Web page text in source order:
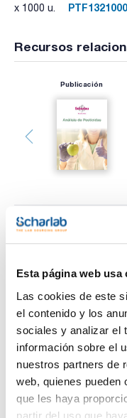
Esta página web usa
Las cookies de este
el contenido y los
sociales y analizar el
información sobre el
nuestros partners de
web, quienes pueden
que les haya
partir del uso que
x 1000 u. PTF1321000
Recursos
Publicación
Filtro : PTFE
Tamaño poro (µm) : 0,22
Esterilidad : No
Pack (u.) : 1000
Los filtros de jeringa
filtrar pequeñas
a la inyección
aseguran la
filtros es de
jeringa de alta calidad
los cromatografistas
Ver más
Documentación
TDS / Ficha técnica